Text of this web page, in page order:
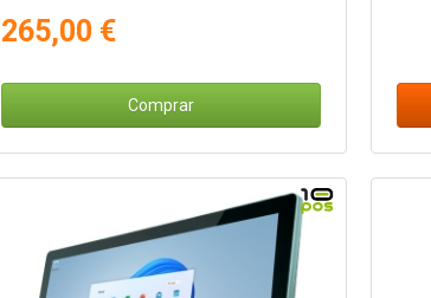
265,00 €
Comprar